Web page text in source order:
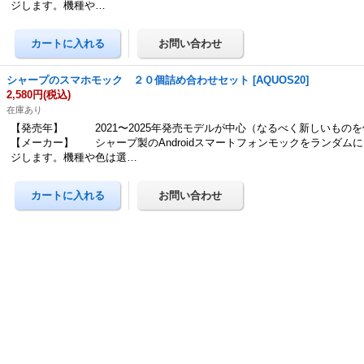
ジします。機種や…
シャープのスマホモック ２０個詰め合わせセット [AQUOS20]
2,580円(税込)
在庫あり
【発売年】 2021〜2025年発売モデルが中心（なるべく新しいものを
【メーカー】 シャープ製のAndroidスマートフォンモックをランダム
ジします。機種や色は選…